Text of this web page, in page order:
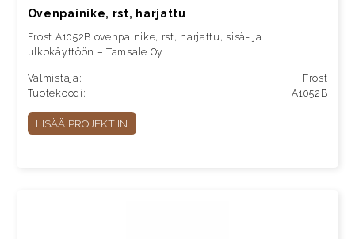
Ovenpainike, rst, harjattu
Frost A1052B ovenpainike, rst, harjattu, sisä- ja
ulkokäyttöön – Tamsale Oy
Valmistaja:
Frost
Tuotekoodi:
A1052B
LISÄÄ PROJEKTIIN